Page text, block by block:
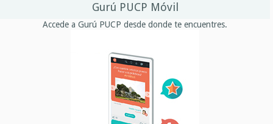
Gurú PUCP Móvil
Accede a Gurú PUCP desde donde te encuentres.